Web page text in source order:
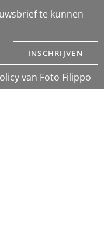
te kunnen
van Foto Filippo
INSCHRIJVEN